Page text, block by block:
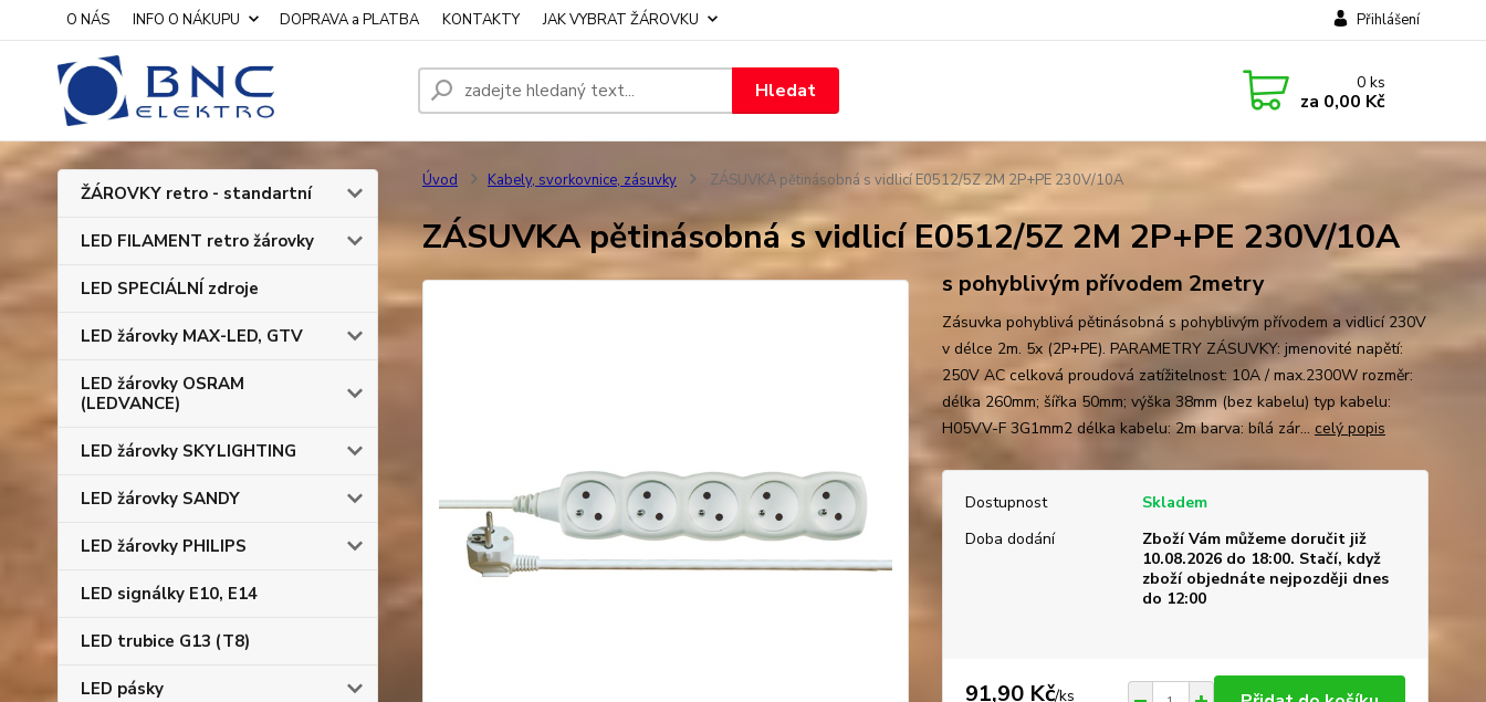
O NÁS INFO O NÁKUPU DOPRAVA a PLATBA KONTAKTY JAK VYBRAT ŽÁROVKU Přihlášení
Hledat 0ks
za 0,00 Kč
ŽÁROVKY retro - standartní
LED FILAMENT retro žárovky
LED SPECIÁLNÍ zdroje
LED žárovky MAX-LED, GTV
LED žárovky OSRAM
(LEDVANCE)
LED žárovky SKYLIGHTING
LED žárovky SANDY
LED žárovky PHILIPS
LED signálky E10, E14
LED trubice G13 (T8)
LED pásky
Úvod Kabely, svorkovnice, zásuvky ZÁSUVKA pětinásobná s vidlicí E0512/5Z 2M 2P+PE 230V/10A
ZÁSUVKA pětinásobná s vidlicí E0512/5Z 2M 2P+PE 230V/10A
s pohyblivým přívodem 2metry
Zásuvka pohyblivá pětinásobná s pohyblivým přívodem a vidlicí 230V
v délce 2m. 5x (2P+PE). PARAMETRY ZÁSUVKY: jmenovité napětí:
250V AC celková proudová zatížitelnost: 10A / max.2300W rozměr:
délka 260mm; šířka 50mm; výška 38mm (bez kabelu) typ kabelu:
H05VV-F 3G1mm2 délka kabelu: 2m barva: bílá zár... celý popis
Dostupnost
Skladem
Doba dodání
Zboží Vám můžeme doručit již
10.08.2026 do 18:00. Stačí, když
zboží objednáte nejpozději dnes
do 12:00
91,90 Kč/ks